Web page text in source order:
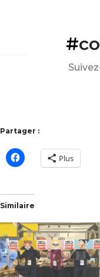
#
Partager :
Plus
Similaire